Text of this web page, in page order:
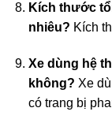
Kích thước
nhiêu? Kích
Xe dùng hệ
không? Xe
có trang bị